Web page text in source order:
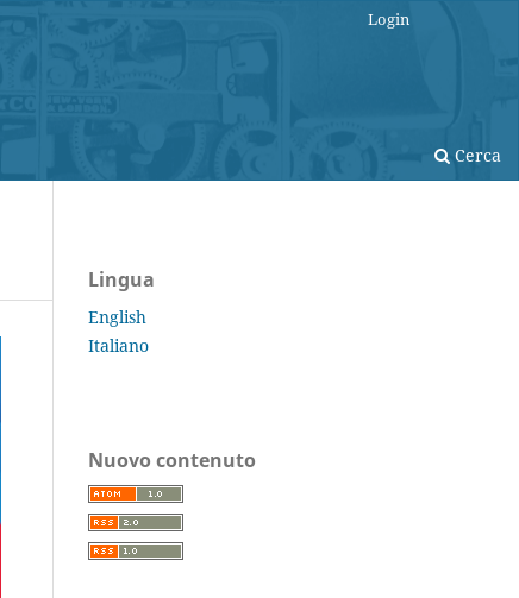
Cerca
Login
Lingua
English
Italiano
Nuovo contenuto